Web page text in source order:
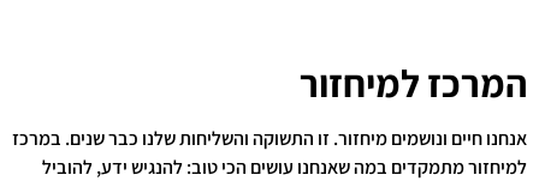
המרכז למיחזור
אנחנו חיים ונושמים מיחזור. זו התשוקה והשליחות שלנו כבר שנים. במרכז
למיחזור מתמקדים במה שאנחנו עושים הכי טוב: להנגיש ידע, להוביל